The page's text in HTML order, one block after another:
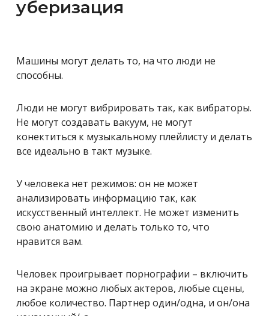
уберизация
Машины могут делать то, на что люди не
способны.
Люди не могут вибрировать так, как вибраторы.
Не могут создавать вакуум, не могут
конектиться к музыкальному плейлисту и делать
все идеально в такт музыке.
У человека нет режимов: он не может
анализировать информацию так, как
искусственный интеллект. Не может изменить
свою анатомию и делать только то, что
нравится вам.
Человек проигрывает порнографии – включить
на экране можно любых актеров, любые сцены,
любое количество. Партнер один/одна, и он/она